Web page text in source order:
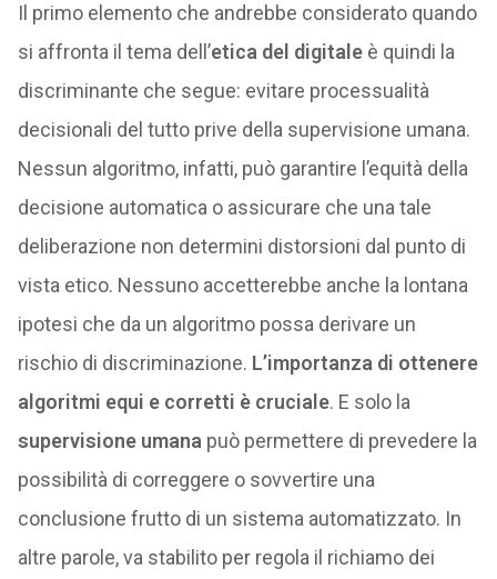
Il primo elemento che andrebbe considerato quando
si affronta il tema dell’etica del digitale è quindi la
discriminante che segue: evitare processualità
decisionali del tutto prive della supervisione umana.
Nessun algoritmo, infatti, può garantire l’equità della
decisione automatica o assicurare che una tale
deliberazione non determini distorsioni dal punto di
vista etico. Nessuno accetterebbe anche la lontana
ipotesi che da un algoritmo possa derivare un
rischio di discriminazione. L’importanza di ottenere
algoritmi equi e corretti è cruciale. E solo la
supervisione umana può permettere di prevedere la
possibilità di correggere o sovvertire una
conclusione frutto di un sistema automatizzato. In
altre parole, va stabilito per regola il richiamo dei